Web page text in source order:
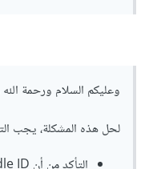
إذا كان المعرّف صحيحًا
الحالة، يمكنك محاولة
وعليكم السلام ورحمة الله
لحل هذه المشكلة، يجب